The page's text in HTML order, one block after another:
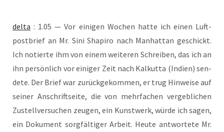
del­ta : 1.05 — Vor eini­gen Wochen hat­te ich einen Luft­
post­brief an Mr. Sini Sha­pi­ro nach Man­hat­tan geschickt.
Ich notier­te ihm von einem wei­te­ren Schrei­ben, das ich an
ihn per­sön­lich vor eini­ger Zeit nach Kal­kut­ta (Indi­en) sen­
de­te. Der Brief war zurück­ge­kom­men, er trug Hin­wei­se auf
sei­ner Anschrift­sei­te, die von mehr­fa­chen ver­geb­li­chen
Zustell­ver­su­chen zeu­gen, ein Kunst­werk, wür­de ich sagen,
ein Doku­ment sorg­fäl­ti­ger Arbeit. Heu­te ant­wor­te­te Mr.